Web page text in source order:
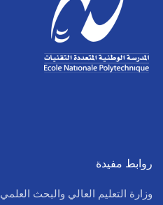
روابط مفيدة
وزارة التعليم العالي والبحث العلمي